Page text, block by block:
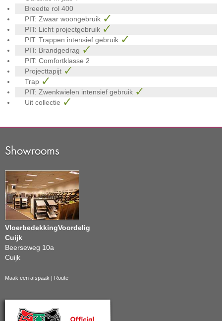
Breedte rol 400
PIT: Zwaar woongebruik
PIT: Licht projectgebruik
PIT: Trappen intensief gebruik
PIT: Brandgedrag
PIT: Comfortklasse 2
Projecttapijt
Trap
PIT: Zwenkwielen intensief gebruik
Uit collectie
Showrooms
VloerbedekkingVoordelig
Cuijk
Beerseweg 10a
Cuijk
Maak een afspaak | Route